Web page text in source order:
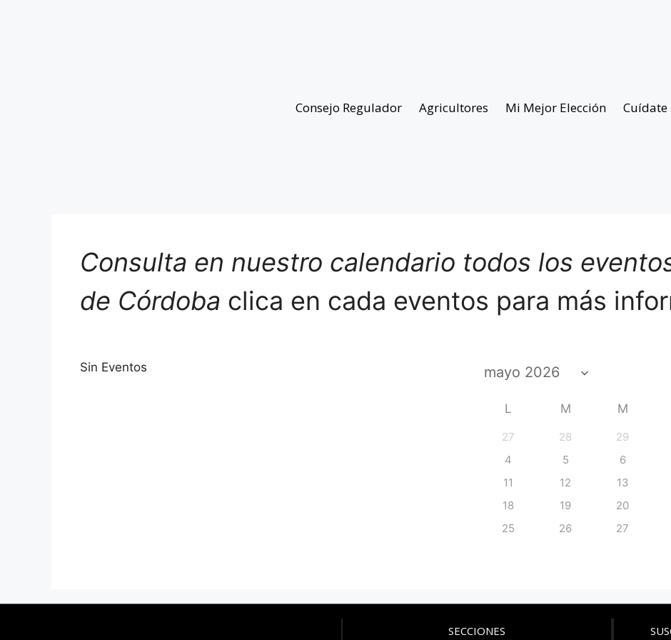
Consejo Regulador Agricultores Mi Mejor Elección Cuídate
Consulta en nuestro calendario todos los
de Córdoba clica en cada eventos para más
Sin Eventos
L M M
27 28 29
4
5 6
11
12 13
18
19 20
25
26 27
SECCIONES